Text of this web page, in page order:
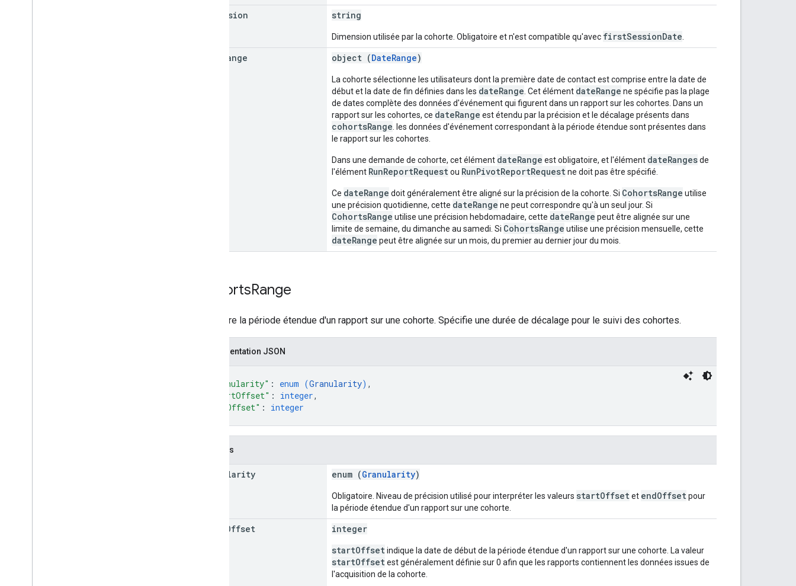
dimension string
Dimension utilisée par la cohorte. Obligatoire et n'est compatible qu'avec firstSessionDate
Range object (DateRange)
La cohorte sélectionne les utilisateurs dont la première date de contact est comprise entre la date de
début et la date de fin définies dans les dateRange . Cet élément dateRange ne spécifie pas la plage
de dates complète des données d'événement qui figurent dans un rapport sur les cohortes. Dans un
rapport sur les cohortes, ce dateRange est étendu par la précision et le décalage présents dans
cohortsRange . les données d'événement correspondant à la période étendue sont présentes dans
le rapport sur les cohortes.
Dans une demande de cohorte, cet élément dateRange est obligatoire, et l'élément dateRangesde
l'élément RunReportRequestou RunPivotReportRequestne doit pas être spécifié.
Ce dateRange doit généralement être aligné sur la précision de la cohorte. Si CohortsRange utilise
une précision quotidienne, cette dateRange ne peut correspondre qu'à un seul jour. Si
CohortsRange utilise une précision hebdomadaire, cette dateRange peut être alignée sur une
limite de semaine, du dimanche au samedi. Si CohortsRange utilise une précision mensuelle, cette
dateRange peut être alignée sur un mois, du premier au dernier jour du mois.
CohortsRange
Configure la période étendue d'un rapport sur une cohorte. Spécifie une durée de décalage pour le suivi des cohortes.
Représentation JSON
"granularity" : enum (Granularity) ,
"startOffset" : integer,
"endOffset" : integer
Champs
granularity enum (Granularity)
Obligatoire. Niveau de précision utilisé pour interpréter les valeurs startOffsetet endOffsetpour
la période étendue d'un rapport sur une cohorte.
Offset
integer
startOffsetindique la date de début de la période étendue d'un rapport sur une cohorte. La valeur
startOffsetest généralement définie sur 0 afin que les rapports contiennent les données issues de
l'acquisition de la cohorte.